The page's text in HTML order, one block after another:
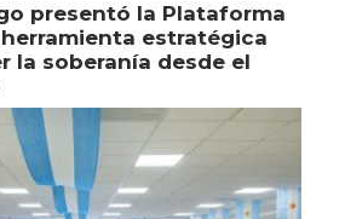
presentó la Plataforma
estratégica
la soberanía desde el